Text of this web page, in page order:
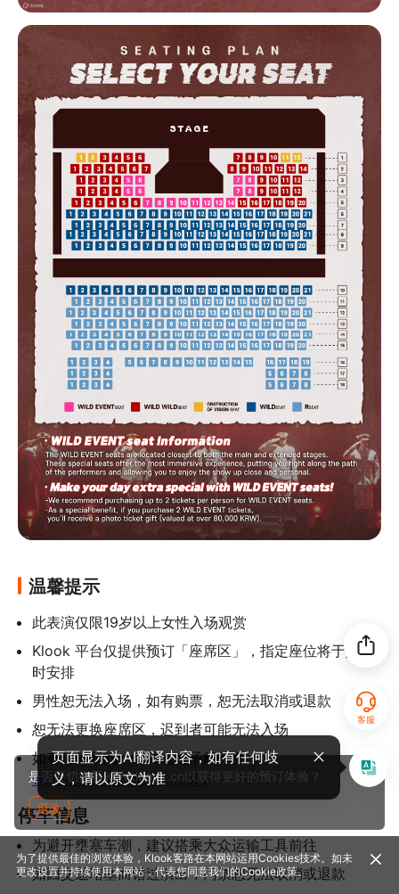
是否要切换至www.klook.cn以获得更好的预订体验？
更改
温馨提示
此表演仅限19岁以上女性入场观赏
Klook 平台仅提供预订「座席区」，指定座位将于入场
时安排
男性恕无法入场，如有购票，恕无法取消或退款
恕无法更换座席区，迟到者可能无法入场
如有任何疑问，请传送电子邮件至
w2company0@gmail.com
停车信息
为避开壅塞车潮，建议搭乘大众运输工具前往
如因交通堵塞而错过演出，门票恕无法取消或退款
客服
页面显示为AI翻译内容，如有任何歧
义，请以原文为准
为了提供最佳的浏览体验，Klook客路在本网站运用Cookies技术。如未
更改设置并持续使用本网站，代表您同意我们的Cookie政策。